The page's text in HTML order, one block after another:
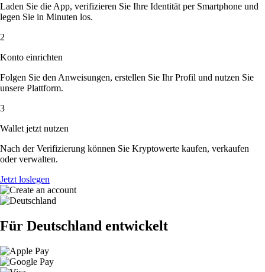
Laden Sie die App, verifizieren Sie Ihre Identität per Smartphone und
legen Sie in Minuten los.
2
Konto einrichten
Folgen Sie den Anweisungen, erstellen Sie Ihr Profil und nutzen Sie
unsere Plattform.
3
Wallet jetzt nutzen
Nach der Verifizierung können Sie Kryptowerte kaufen, verkaufen
oder verwalten.
Jetzt loslegen
Für Deutschland entwickelt